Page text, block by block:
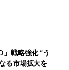
戦略強化 “う
る市場拡大を